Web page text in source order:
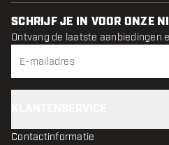
SCHRIJF JE IN VOOR ONZE
Ontvang de laatste aanbiedingen
Contactinformatie